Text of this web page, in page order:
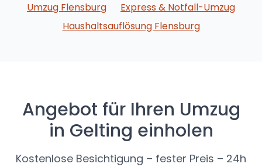
Umzug Flensburg
Express & Notfall-Umzug
Haushaltsauflösung Flensburg
Angebot für Ihren Umzug
in Gelting einholen
Kostenlose Besichtigung – fester Preis – 24h